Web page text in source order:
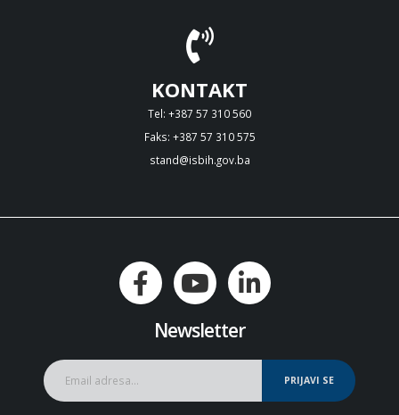
KONTAKT
Tel: +387 57 310 560
Faks: +387 57 310 575
stand@isbih.gov.ba
Newsletter
PRIJAVI SE